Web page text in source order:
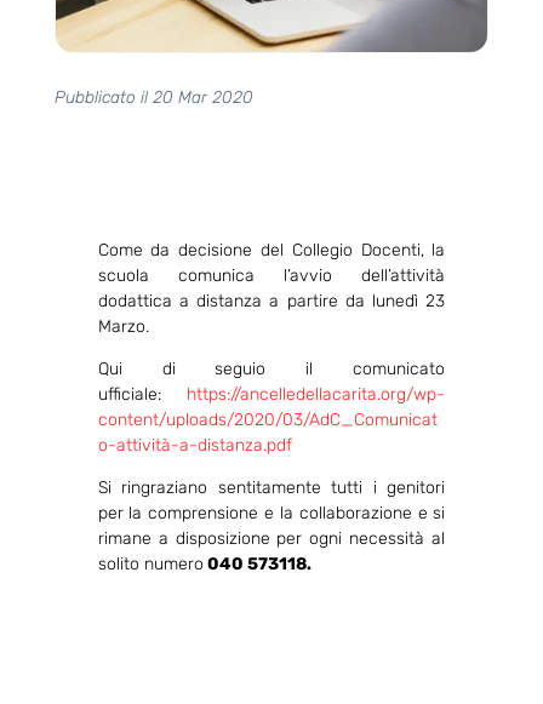
Pubblicato il 20 Mar 2020
Come da decisione del Collegio Docenti, la
scuola comunica l’avvio dell’attività
dodattica a distanza a partire da lunedì 23
Marzo.
Qui di seguio il comunicato
ufficiale: https://ancelledellacarita.org/wp-
content/uploads/2020/03/AdC_Comunicat
o-attività-a-distanza.pdf
Si ringraziano sentitamente tutti i genitori
per la comprensione e la collaborazione e si
rimane a disposizione per ogni necessità al
solito numero 040 573118.